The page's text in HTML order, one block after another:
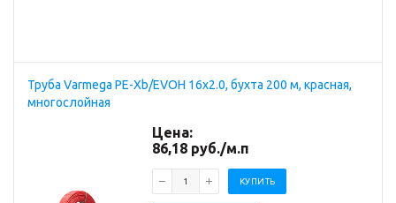
Труба Varmega PE-Xb/EVOH 16x2.0, бухта 200 м, красная,
многослойная
Цена:
86,18 руб./м.п
КУПИТЬ